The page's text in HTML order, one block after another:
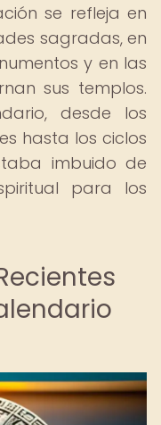
se refleja en
sagradas, en
y en las
sus templos.
desde los
hasta los ciclos
imbuido de
para los